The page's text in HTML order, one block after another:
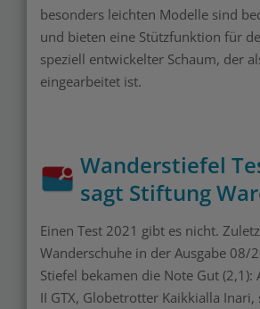
besonders leichten Modelle sind
und bieten eine Stützfunktion für
speziell entwickelter Schaum, der
eingearbeitet ist.
Wanderstiefel
sagt Stiftung
Einen Test 2021 gibt es nicht.
Wanderschuhe in der Ausgabe 08/
Stiefel bekamen die Note Gut (2,1):
II GTX, Globetrotter Kaikkialla Inari,